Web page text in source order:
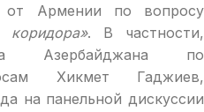
от Армении по вопросу
коридора». В частности,
Азербайджана по
Хикмет Гаджиев,
на панельной дискуссии